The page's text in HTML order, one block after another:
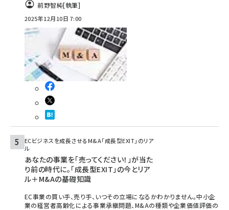
前野智純[執筆]
2025年12月10日 7:00
ECビジネスを成長させるM&A「成長型EXIT」のリア
ル
あなたの事業を「売ってください！」が当た
り前の時代に。「成長型EXIT」の今とリア
ル＋M&Aの基礎知識
EC事業の買い手、売り手、いつその立場になるかわかりません。中小企
業の経営者高齢化による事業承継問題、M&Aの種類や企業価値評価の